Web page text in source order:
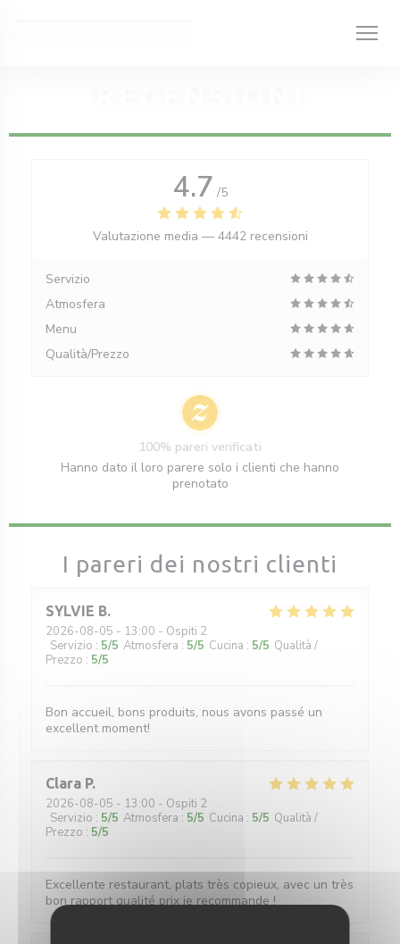
I pareri dei nostri clienti
SYLVIE B
2026-08-05 - 13:00 - Ospiti 2
Servizio : 5/5 Atmosfera : 5/5 Cucina : 5/5 Qualità /
Prezzo : 5/5
Bon accueil, bons produits, nous avons passé un
excellent moment!
Clara P
2026-08-05 - 13:00 - Ospiti 2
Servizio : 5/5 Atmosfera : 5/5 Cucina : 5/5 Qualità /
Prezzo : 5/5
Excellente restaurant, plats très copieux, avec un très
bon rapport qualité prix je recommande !
4.7 /5
Valutazione media — 4442 recensioni
Servizio
Atmosfera
Menu
Qualità/Prezzo
100% pareri verificati
Hanno dato il loro parere solo i clienti che hanno
prenotato